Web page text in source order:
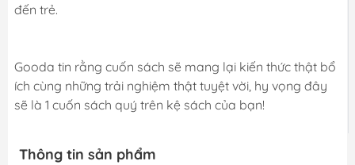
đến trẻ.
Gooda tin rằng cuốn sách sẽ mang lại kiến thức thật bổ
ích cùng những trải nghiệm thật tuyệt vời, hy vọng đây
sẽ là 1 cuốn sách quý trên kệ sách của bạn!
Thông tin sản phẩm